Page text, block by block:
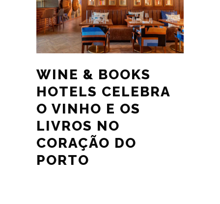
WINE & BOOKS
HOTELS CELEBRA
O VINHO E OS
LIVROS NO
CORAÇÃO DO
PORTO